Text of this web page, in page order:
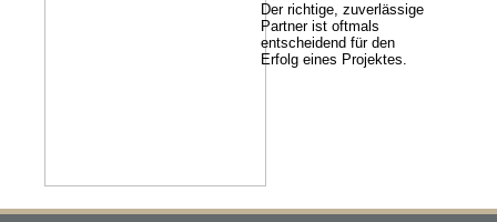
Der richtige, zuverlässige
Partner ist oftmals
entscheidend für den
Erfolg eines Projektes.